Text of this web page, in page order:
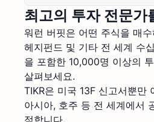
최고의 투자 전문가
워런 버핏은 어떤 주식을 매
헤지펀드 및 기타 전 세계 수
을 포함한 10,000명 이상의
살펴보세요.
TIKR은 미국 13F 신고서뿐만
아시아, 호주 등 전 세계에서
적합니다.